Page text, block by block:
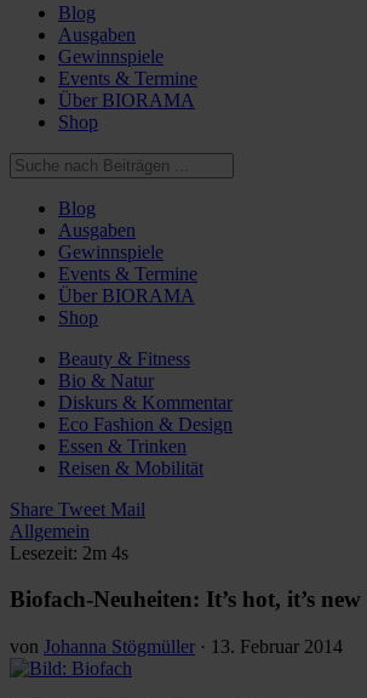
Blog
Ausgaben
Gewinnspiele
Events & Termine
Über BIORAMA
Shop
Blog
Ausgaben
Gewinnspiele
Events & Termine
Über BIORAMA
Shop
Beauty & Fitness
Bio & Natur
Diskurs & Kommentar
Eco Fashion & Design
Essen & Trinken
Reisen & Mobilität
Share Tweet Mail
Allgemein
Lesezeit: 2m 4s
Biofach-Neuheiten: It’s hot, it’s new
von Johanna Stögmüller · 13. Februar 2014